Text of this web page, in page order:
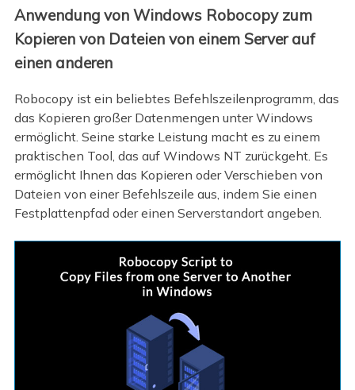
Anwendung von Windows Robocopy zum
Kopieren von Dateien von einem Server auf
einen anderen
Robocopy ist ein beliebtes Befehlszeilenprogramm, das
das Kopieren großer Datenmengen unter Windows
ermöglicht. Seine starke Leistung macht es zu einem
praktischen Tool, das auf Windows NT zurückgeht. Es
ermöglicht Ihnen das Kopieren oder Verschieben von
Dateien von einer Befehlszeile aus, indem Sie einen
Festplattenpfad oder einen Serverstandort angeben.